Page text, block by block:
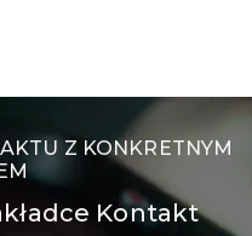
Z KONKRETNYM
Kontakt